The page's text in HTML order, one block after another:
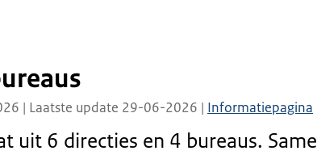
| Laatste update 29-06-2026 | Informatiepagina
uit 6 directies en 4 bureaus.